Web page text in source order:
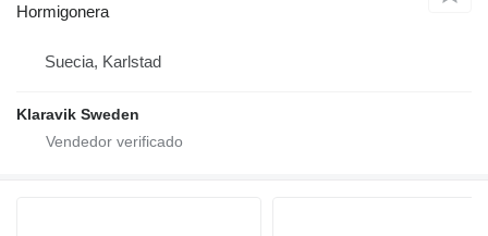
Hormigonera
Suecia, Karlstad
Klaravik Sweden